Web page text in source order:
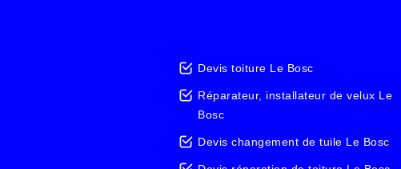
Devis toiture Le Bosc
Réparateur, installateur de velux Le
Bosc
Devis changement de tuile Le Bosc